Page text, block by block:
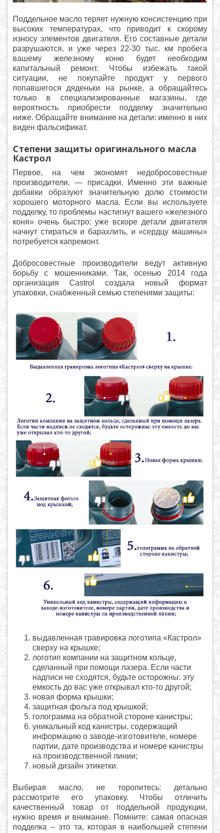
Поддельное масло теряет нужную консистенцию при
высоких температурах, что приводит к скорому
износу элементов двигателя. Его составные детали
разрушаются, и уже через 22-30 тыс. км пробега
вашему железному коню будет необходим
капитальный ремонт. Чтобы избежать такой
ситуации, не покупайте продукт у первого
попавшегося дяденьки на рынке, а обращайтесь
только в специализированные магазины, где
вероятность приобрести подделку значительно
ниже. Обращайте внимание на детали: именно в них
виден фальсификат.
Степени защиты оригинального масла
Кастрол
Первое, на чем экономят недобросовестные
производители, — присадки. Именно эти важные
добавки образуют значительную долю стоимости
хорошего моторного масла. Если вы используете
подделку, то проблемы настигнут вашего «железного
коня» очень быстро: уже вскоре детали двигателя
начнут стираться и барахлить, и «сердцу машины»
потребуется капремонт.
Добросовестные производители ведут активную
борьбу с мошенниками. Так, осенью 2014 года
организация Castrol создала новый формат
упаковки, снабженный семью степенями защиты:
выдавленная гравировка логотипа «Кастрол»
сверху на крышке;
логотип компании на защитном кольце,
сделанный при помощи лазера. Если части
надписи не сходятся, будьте осторожны: эту
емкость до вас уже открывал кто-то другой;
новая форма крышки;
защитная фольга под крышкой;
голограмма на обратной стороне канистры;
уникальный код канистры, содержащий
информацию о заводе-изготовителе, номере
партии, дате производства и номере канистры
на производственной линии;
новый дизайн этикетки.
Выбирая масло, не торопитесь: детально
рассмотрите его упаковку. Чтобы отличить
качественный товар от поддельной продукции,
нужно время и внимание. Помните: самая опасная
подделка – это та, которая в наибольшей степени